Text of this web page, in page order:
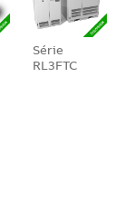
Série
RL3FTC